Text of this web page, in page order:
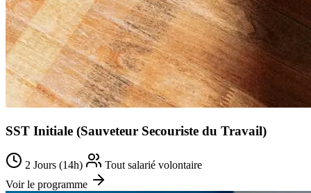
SST Initiale (Sauveteur Secouriste du Travail)
2 Jours (14h)
Tout salarié volontaire
Voir le programme